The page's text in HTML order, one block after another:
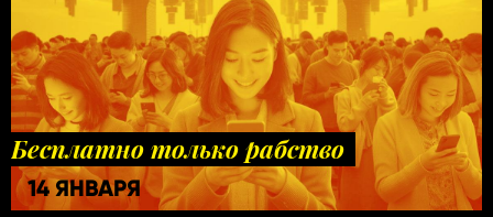
Бесплатно только рабство
14 ЯНВАРЯ